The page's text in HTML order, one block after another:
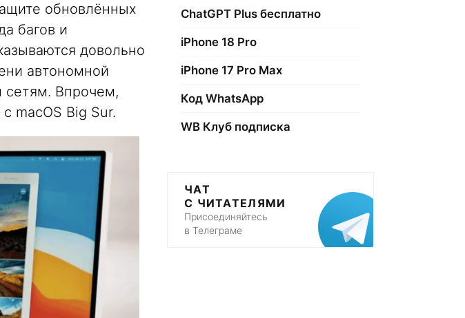
обновлённых
багов и
довольно
автономной
сетям. Впрочем,
macOS Big Sur.
ChatGPT Plus бесплатно
iPhone 18 Pro
iPhone 17 Pro Max
Код WhatsApp
WB Клуб подписка
ЧАТ
С ЧИТАТЕЛЯМИ
Присоединяйтесь
в Телеграме